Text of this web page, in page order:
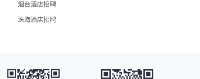
烟台酒店招聘
珠海酒店招聘